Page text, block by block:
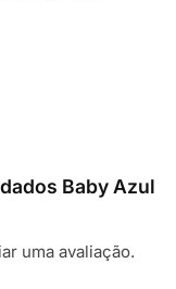
Baby Azul
uma avaliação.